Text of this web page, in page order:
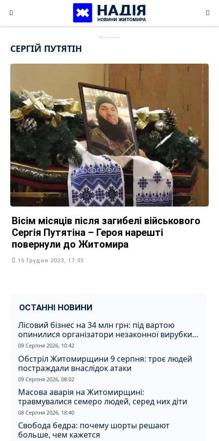
content
СЕРГІЙ ПУТЯТІН
Вісім місяців після загибелі військового
Сергія Путятіна – Героя нарешті
повернули до Житомира
15 Грудня 2023, 17:35
ОСТАННІ НОВИНИ
Лісовий бізнес на 34 млн грн: під вартою
опинилися організатори незаконної вирубки
на Житомирщині
09 Серпня 2026, 10:42
Обстріл Житомирщини 9 серпня: троє людей
постраждали внаслідок атаки
09 Серпня 2026, 08:02
Масова аварія на Житомирщині:
травмувалися семеро людей, серед них діти
08 Серпня 2026, 18:40
Свобода бедра: почему шорты решают
больше, чем кажется